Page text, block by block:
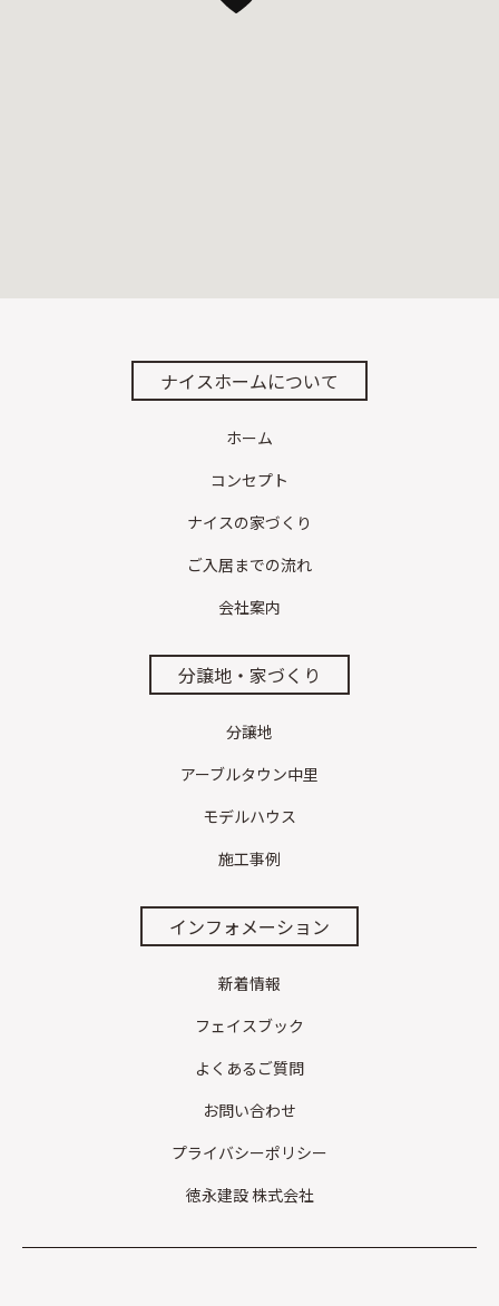
ナイスホームについて
ホーム
コンセプト
ナイスの家づくり
ご入居までの流れ
会社案内
分譲地・家づくり
分譲地
アーブルタウン中里
モデルハウス
施工事例
インフォメーション
新着情報
フェイスブック
よくあるご質問
お問い合わせ
プライバシーポリシー
徳永建設 株式会社